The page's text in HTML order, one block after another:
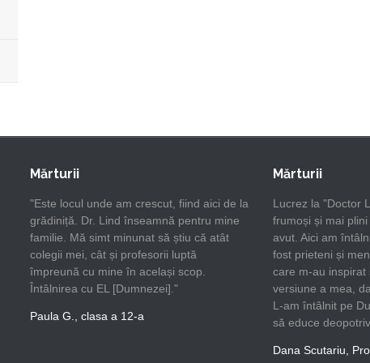
Mărturii
"Este locul unde am crescut, fiind aici de la
grădiniță. Dr. Lind înseamnă pentru mine
familie. Mă simt minunat să știu că atât
colegii mei, cât și profesorii luptă
împreună cu mine în același scop.
Întâlnirea cu EL [Dumnezei]."
Paula G., clasa a 12-a
Mărturii
Lucrez la "Doctor
frumoși și mai
avut. Aici am
fost prieteni și
care m-au inspirat
versiune a mea,
L-am întâlnit pe
să educe
Dana Scutariu,